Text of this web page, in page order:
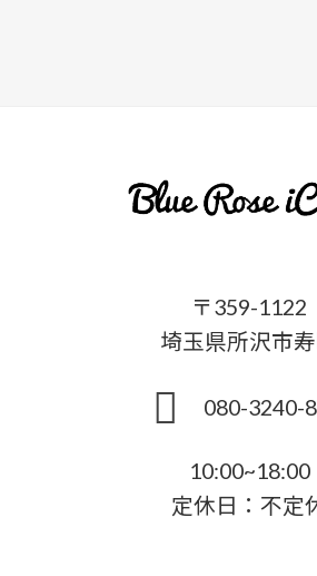
〒359-1122
埼玉県所沢市
080-3240-
10:00~18:00
定休日：不定